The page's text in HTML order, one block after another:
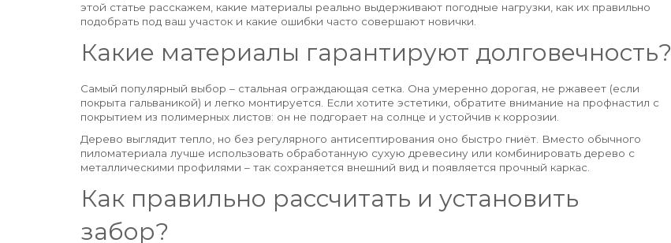
этой статье расскажем, какие материалы реально выдерживают погодные нагрузки, как их правильно
подобрать под ваш участок и какие ошибки часто совершают новички.
Какие материалы гарантируют долговечность?
Самый популярный выбор – стальная ограждающая сетка. Она умеренно дорогая, не ржавеет (если
покрыта гальваникой) и легко монтируется. Если хотите эстетики, обратите внимание на профнастил с
покрытием из полимерных листов: он не подгорает на солнце и устойчив к коррозии.
Дерево выглядит тепло, но без регулярного антисептирования оно быстро гниёт. Вместо обычного
пиломатериала лучше использовать обработанную сухую древесину или комбинировать дерево с
металлическими профилями – так сохраняется внешний вид и появляется прочный каркас.
Как правильно рассчитать и установить
забор?